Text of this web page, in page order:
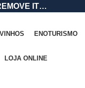
IT…
VINHOS ENOTURISMO
LOJA ONLINE